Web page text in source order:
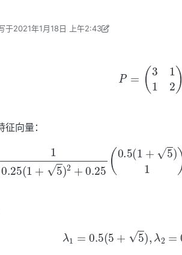
于2021年1月18日 上午2:43
后由 李东岳 编辑 2021年1月18日 下午3:03
(1) P = (3 1 2
向量：
(2)v1=10.25(1+5)2 +
)2+ 0.25(0.5(1
(3) λ1 =0.5( 5+5),λ2